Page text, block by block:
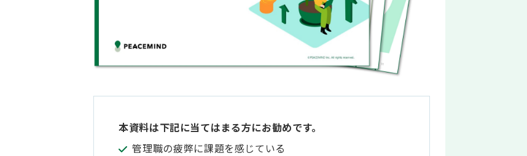
本資料は下記に当てはまる方にお勧めです。
管理職の疲弊に課題を感じている